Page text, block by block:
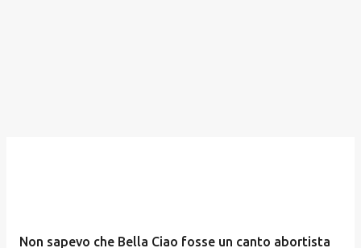
Non sapevo che Bella Ciao fosse un canto abortista